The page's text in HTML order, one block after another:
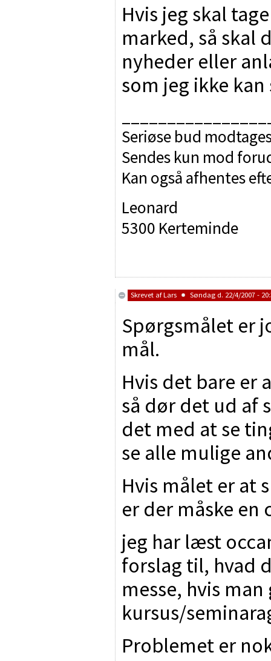
Hvis jeg skal
marked, så
nyheder eller
som jeg ikke
Seriøse bud
Sendes kun mod
Kan også afhentes
Leonard
5300 Kerteminde
Skrevet afLars Søndag d. 22/4/2007 -
Spørgsmålet er
mål.
Hvis det bare er
så dør det ud af
det med at se
se alle mulige
Hvis målet er at
er der måske en
jeg har læst
forslag til, hvad
messe, hvis
kursus/
Problemet er